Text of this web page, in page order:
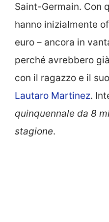
Saint-Germain. Con
hanno inizialmente
euro – ancora in
perché avrebbero
con il ragazzo e il
Lautaro Martinez.
quinquennale da 8
stagione.